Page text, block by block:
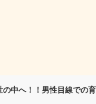
中へ！！男性目線での